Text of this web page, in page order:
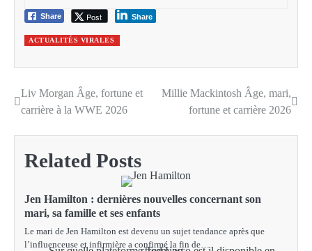
Share Post Share
ACTUALITÉS VIRALES
Post
Liv Morgan Âge, fortune et
carrière à la WWE 2026
Millie Mackintosh Âge, mari,
fortune et carrière 2026
Related Posts
Jen Hamilton : dernières nouvelles concernant son
mari, sa famille et ses enfants
Le mari de Jen Hamilton est devenu un sujet tendance après que
l’influenceuse et infirmière a confirmé la fin de…